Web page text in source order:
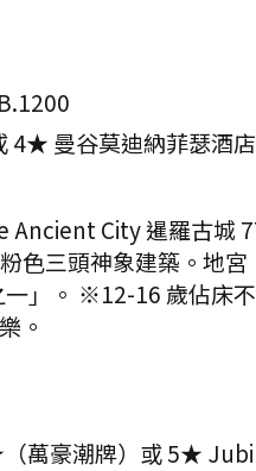
4★ 曼谷莫迪納菲瑟酒
City 暹羅古城
三頭神象建築。地
」。 ※12-16 歲佔床
。
萬豪潮牌）或 5★